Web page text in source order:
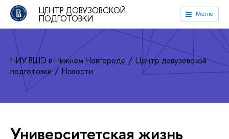
ЦЕНТР ДОВУЗОВСКОЙ
ПОДГОТОВКИ Меню
НИУ ВШЭ в Нижнем Новгороде
Центр довузовской
подготовки
Новости
Университетская жизнь